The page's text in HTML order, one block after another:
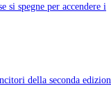
si spegne per accendere i
della seconda